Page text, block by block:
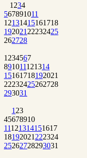
1 234
567891011
12131415161718
192021 22232425
262728
1 234567
891011121314
15161718192021
22232425262728
293031
1 23
45678910
11121314151617
18192021 222324
25262728293031